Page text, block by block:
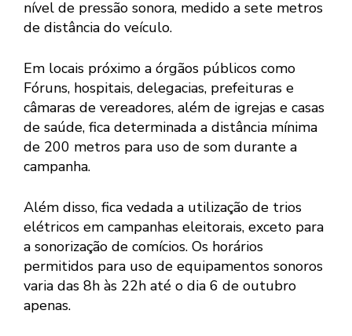
nível de pressão sonora, medido a sete metros
de distância do veículo.
Em locais próximo a órgãos públicos como
Fóruns, hospitais, delegacias, prefeituras e
câmaras de vereadores, além de igrejas e casas
de saúde, fica determinada a distância mínima
de 200 metros para uso de som durante a
campanha.
Além disso, fica vedada a utilização de trios
elétricos em campanhas eleitorais, exceto para
a sonorização de comícios. Os horários
permitidos para uso de equipamentos sonoros
varia das 8h às 22h até o dia 6 de outubro
apenas.